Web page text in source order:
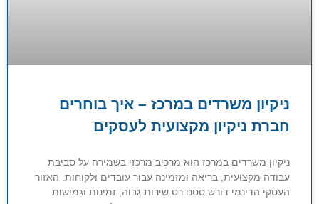
ניקיון משרדים במרכז – איך בוחרים
חברת ניקיון מקצועית לעסקים
ניקיון משרדים במרכז הוא מרכיב מרכזי בשמירה על סביבת
עבודה מקצועית, בריאה ומזמינה עבור עובדים ולקוחות. האזור
העסקי הדינמי דורש סטנדרט שירות גבוה, זמינות וגמישות